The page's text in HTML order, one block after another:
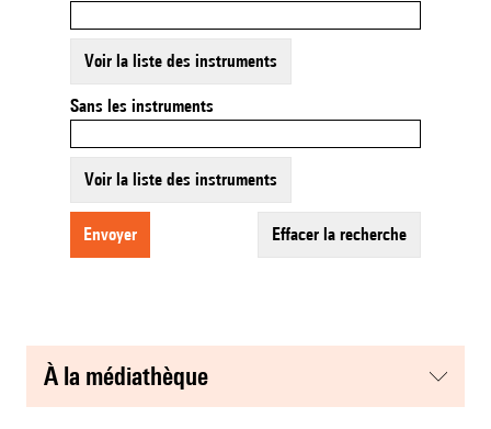
Voir la liste des instruments
Sans les instruments
Voir la liste des instruments
envoyer effacer la recherche
à la médiathèque